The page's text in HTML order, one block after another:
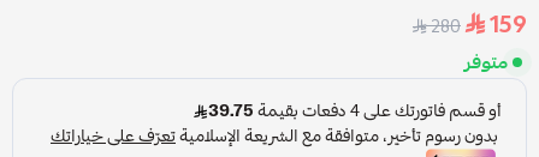
159
280
متوفر